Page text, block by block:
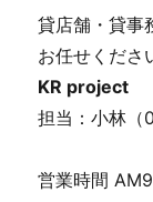
貸店舗・貸事
お任せくださ
KR project
担当：小林（
営業時間